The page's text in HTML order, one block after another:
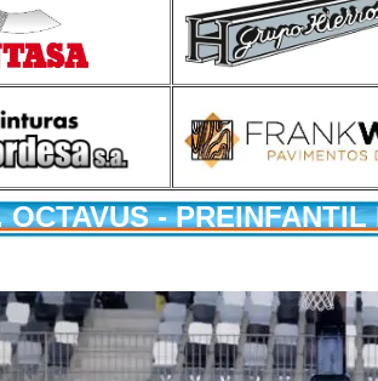
OCTAVUS -